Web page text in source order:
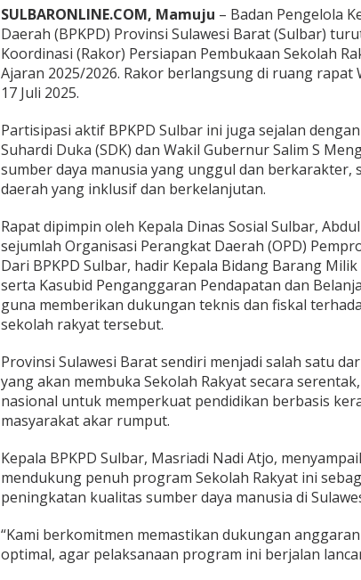
n
t
u
k
D
u
u
n
g
S
e
o
a
h
R
a
k
a
t
2
0
2
SULBARONLINE.COM, Mamuju – Badan Pengelola
Daerah (BPKPD) Provinsi Sulawesi Barat (Sulbar)
Koordinasi (Rakor) Persiapan Pembukaan Sekolah
Ajaran 2025/2026. Rakor berlangsung di ruang rapat
17 Juli 2025.
Partisipasi aktif BPKPD Sulbar ini juga sejalan
Suhardi Duka (SDK) dan Wakil Gubernur Salim S
sumber daya manusia yang unggul dan berkarakter,
daerah yang inklusif dan berkelanjutan.
Rapat dipimpin oleh Kepala Dinas Sosial Sulbar,
sejumlah Organisasi Perangkat Daerah (OPD)
Dari BPKPD Sulbar, hadir Kepala Bidang Barang
serta Kasubid Penganggaran Pendapatan dan
guna memberikan dukungan teknis dan fiskal
sekolah rakyat tersebut.
Provinsi Sulawesi Barat sendiri menjadi salah satu
yang akan membuka Sekolah Rakyat secara
nasional untuk memperkuat pendidikan berbasis
masyarakat akar rumput.
Kepala BPKPD Sulbar, Masriadi Nadi Atjo,
mendukung penuh program Sekolah Rakyat ini
peningkatan kualitas sumber daya manusia di
“Kami berkomitmen memastikan dukungan
optimal, agar pelaksanaan program ini berjalan